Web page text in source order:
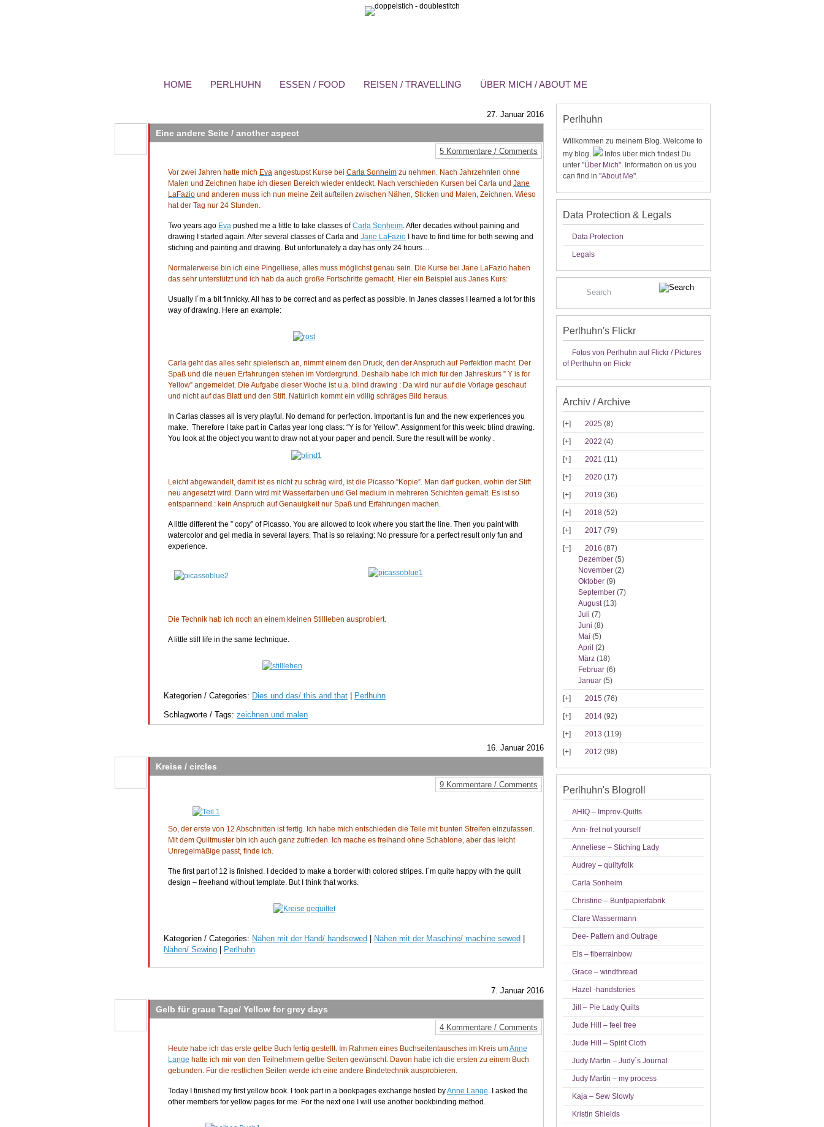
HOME PERLHUHN ESSEN / FOOD REISEN / TRAVELLING ÜBER MICH / ABOUT ME
Perlhuhn
Willkommen zu meinem Blog. Welcome to
my blog.
Infos über mich findest Du
unter "Über Mich". Information on us you
can find in "About Me".
Data Protection & Legals
Data Protection
Legals
Perlhuhn's Flickr
Fotos von Perlhuhn auf Flickr / Pictures
of Perlhuhn on Flickr
Archiv / Archive
2025 (8)
2022 (4)
2021 (11)
2020 (17)
2019 (36)
2018 (52)
2017 (79)
2016 (87)
Dezember (5)
November (2)
Oktober (9)
September (7)
August(13)
Juli (7)
Juni (8)
Mai (5)
April (2)
März (18)
Februar (6)
Januar (5)
2015 (76)
2014 (92)
2013 (119)
2012 (98)
Perlhuhn's Blogroll
AHIQ – Improv-Quilts
Ann- fret not yourself
Anneliese – Stiching Lady
Audrey – quiltyfolk
Carla Sonheim
Christine – Buntpapierfabrik
Clare Wassermann
Dee- Pattern and Outrage
Els – fiberrainbow
Grace – windthread
Hazel -handstories
Jill – Pie Lady Quilts
Jude Hill – feel free
Jude Hill – Spirit Cloth
Judy Martin – Judy´s Journal
Judy Martin – my process
Kaja – Sew Slowly
Kristin Shields
27. Januar 2016
Eine andere Seite / another aspect
5 Kommentare / Comments
Vor zwei Jahren hatte mich Eva angestupst Kurse bei Carla Sonheim zu nehmen. Nach Jahrzehnten ohne
Malen und Zeichnen habe ich diesen Bereich wieder entdeckt. Nach verschieden Kursen bei Carla und Jane
LaFazio und anderen muss ich nun meine Zeit aufteilen zwischen Nähen, Sticken und Malen, Zeichnen. Wieso
hat der Tag nur 24 Stunden.
Two years ago Eva pushed me a little to take classes ofCarla Sonheim. After decades without paining and
drawing I started again. After several classes of Carla and Jane LaFazio I have to find time for both sewing and
stiching and painting and drawing. But unfortunately a day has only 24 hours…
Normalerweise bin ich eine Pingelliese, alles muss möglichst genau sein. Die Kurse bei Jane LaFazio haben
das sehr unterstützt und ich hab da auch große Fortschritte gemacht. Hier ein Beispiel aus Janes Kurs:
Usually I´m a bit finnicky. All has to be correct and as perfect as possible. In Janes classes I learned a lot for this
way of drawing. Here an example:
Carla geht das alles sehr spielerisch an, nimmt einem den Druck, den der Anspruch auf Perfektion macht. Der
Spaß und die neuen Erfahrungen stehen im Vordergrund. Deshalb habe ich mich für den Jahreskurs ” Y is for
Yellow” angemeldet. Die Aufgabe dieser Woche ist u.a. blind drawing : Da wird nur auf die Vorlage geschaut
und nicht auf das Blatt und den Stift. Natürlich kommt ein völlig schräges Bild heraus.
In Carlas classes all is very playful. No demand for perfection. Important is fun and the new experiences you
make. Therefore I take part in Carlas year long class: “Y is for Yellow”. Assignment for this week: blind drawing.
You look at the object you want to draw not at your paper and pencil. Sure the result will be wonky .
Leicht abgewandelt, damit ist es nicht zu schräg wird, ist die Picasso “Kopie”. Man darf gucken, wohin der Stift
neu angesetzt wird. Dann wird mit Wasserfarben und Gel medium in mehreren Schichten gemalt. Es ist so
entspannend : kein Anspruch auf Genauigkeit nur Spaß und Erfahrungen machen.
A little different the ” copy” of Picasso. You are allowed to look where you start the line. Then you paint with
watercolor and gel media in several layers. That is so relaxing: No pressure for a perfect result only fun and
experience.
Die Technik hab ich noch an einem kleinen Stillleben ausprobiert.
A little still life in the same technique.
Kategorien / Categories: Dies und das/ this and that Perlhuhn
Schlagworte / Tags: zeichnen und malen
16. Januar 2016
Kreise / circles
9 Kommentare / Comments
So, der erste von 12 Abschnitten ist fertig. Ich habe mich entschieden die Teile mit bunten Streifen einzufassen.
Mit dem Quiltmuster bin ich auch ganz zufrieden. Ich mache es freihand ohne Schablone, aber das leicht
Unregelmäßige passt, finde ich.
The first part of 12 is finished. I decided to make a border with colored stripes. I´m quite happy with the quilt
design – freehand without template. But I think that works.
Kategorien / Categories: Nähen mit der Hand/ handsewed Nähen mit der Maschine/ machine sewed
Nähen/ Sewing
Perlhuhn
7. Januar 2016
Gelb für graue Tage/ Yellow for grey days
4 Kommentare / Comments
Heute habe ich das erste gelbe Buch fertig gestellt. Im Rahmen eines Buchseitentausches im Kreis umAnne
Lange hatte ich mir von den Teilnehmern gelbe Seiten gewünscht. Davon habe ich die ersten zu einem Buch
gebunden. Für die restlichen Seiten werde ich eine andere Bindetechnik ausprobieren.
Today I finished my first yellow book. I took part in a bookpages exchange hosted byAnne Lange. I asked the
other members for yellow pages for me. For the next one I will use another bookbinding method.